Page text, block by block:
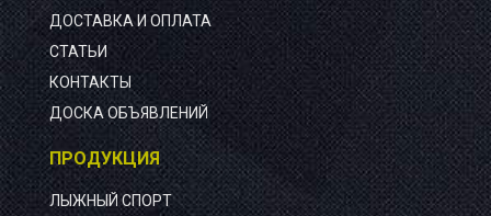
ДОСТАВКА И ОПЛАТА
СТАТЬИ
КОНТАКТЫ
ДОСКА ОБЪЯВЛЕНИЙ
ПРОДУКЦИЯ
ЛЫЖНЫЙ СПОРТ